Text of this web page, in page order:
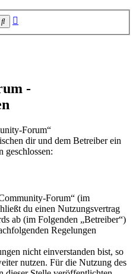
Suche
-
Forum“
dir und dem Betreiber ein
geschlossen:
Forum“ (im
du einen Nutzungsvertrag
ab (im Folgenden „Betreiber“)
Regelungen
nicht einverstanden bist, so
nutzen. Für die Nutzung des